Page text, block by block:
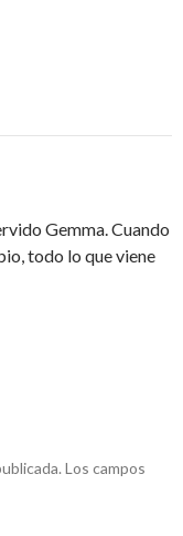
Gemma. Cuando
todo lo que viene
Los campos